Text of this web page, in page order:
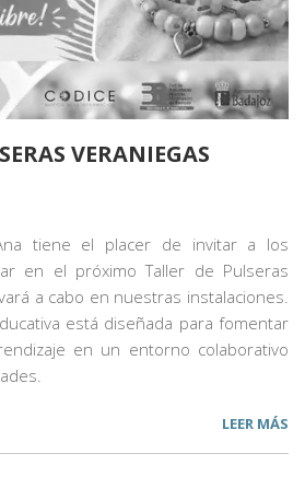
VERANIEGAS
tiene el placer de invitar a los
en el próximo Taller de Pulseras
a cabo en nuestras instalaciones.
está diseñada para fomentar
en un entorno colaborativo
LEER MÁS